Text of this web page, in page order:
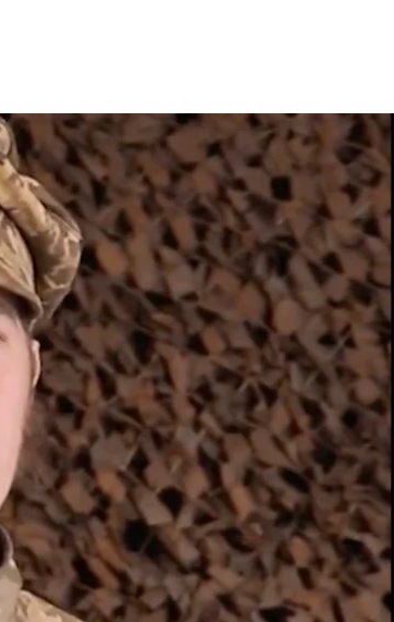
Антоні
Войцеха Антоні, який мав їхати
центру рекрутингу добровольців.
медіа в березні 2025 року. Родина
Про це свідчили останні листування
його знайшли, не навівши деталей.